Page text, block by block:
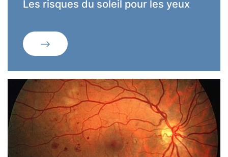
Les risques du soleil pour les yeux